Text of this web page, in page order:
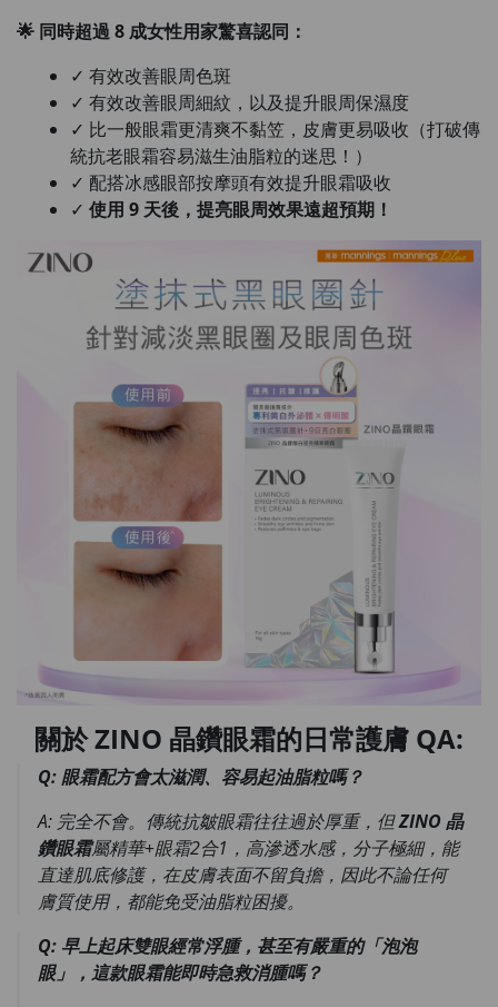
🌟 同時超過 8 成女性用家驚喜認同：
⁠✓ 有效改善眼周色斑
⁠✓ 有效改善眼周細紋，以及提升眼周保濕度
⁠✓ 比一般眼霜更清爽不黏笠，皮膚更易吸收（打破傳
統抗老眼霜容易滋生油脂粒的迷思！）
⁠✓ 配搭冰感眼部按摩頭有效提升眼霜吸收
⁠✓ 使用 9 天後，提亮眼周效果遠超預期！
關於 ZINO 晶鑽眼霜的日常護膚 QA:
Q: 眼霜配方會太滋潤、容易起油脂粒嗎？
A: 完全不會。傳統抗皺眼霜往往過於厚重，但ZINO 晶
鑽眼霜屬精華+眼霜2合1 ， 高滲透水感，分子極細，能
直達肌底修護，在皮膚表面不留負擔，因此不論任何
膚質使用，都能免受油脂粒困擾。
Q: 早上起床雙眼經常浮腫，甚至有嚴重的「泡泡
眼」，這款眼霜能即時急救消腫嗎？